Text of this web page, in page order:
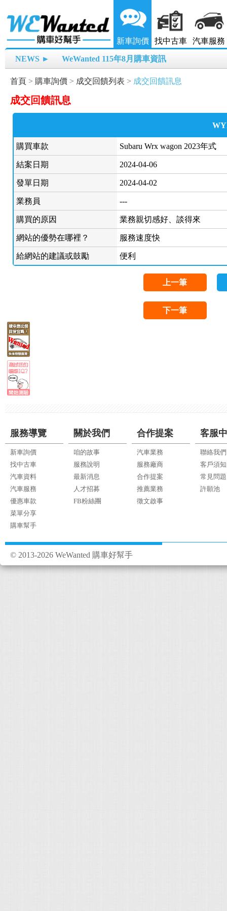
新車詢價 找中古車 汽車服務
NEWS ► WeWanted 115年8月購車資訊
首頁 > 購車詢價 > 成交回饋列表 > 成交回饋訊息
成交回饋訊息
購買車款 Subaru Wrx wagon 2023年式
結案日期 2024-04-06
發單日期 2024-04-02
業務員 ---
購買的原因 業務親切感好、談得來
網站的優勢在哪裡？ 服務速度快
給網站的建議或鼓勵 便利
上一筆
下一筆
服務導覽
新車詢價
找中古車
汽車資料
汽車服務
優惠車款
菜單分享
購車幫手
關於我們
咱的故事
服務說明
最新消息
人才招募
FB粉絲團
合作提案
汽車業務
服務廠商
合作提案
推薦業務
徵文啟事
客服
聯絡我們
客戶須知
常見問題
許願池
© 2013-2026 WeWanted 購車好幫手